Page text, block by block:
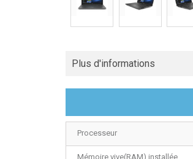
Plus d'informations
Processeur
Mémoire vive(RAM) installée